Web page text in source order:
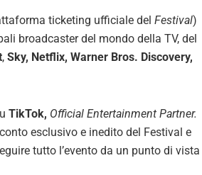
ticketing ufficiale del Festival)
broadcaster del mondo della TV, del
, Sky, Netflix, Warner Bros. Discovery,
TikTok, Official Entertainment Partner.
esclusivo e inedito del Festival e
tutto l’evento da un punto di vista